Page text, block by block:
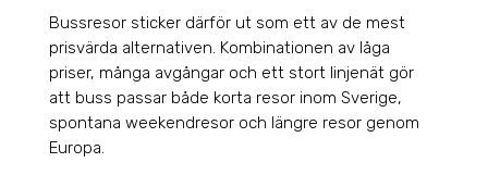
Bussresor sticker därför ut som ett av de mest
prisvärda alternativen. Kombinationen av låga
priser, många avgångar och ett stort linjenät gör
att buss passar både korta resor inom Sverige,
spontana weekendresor och längre resor genom
Europa.